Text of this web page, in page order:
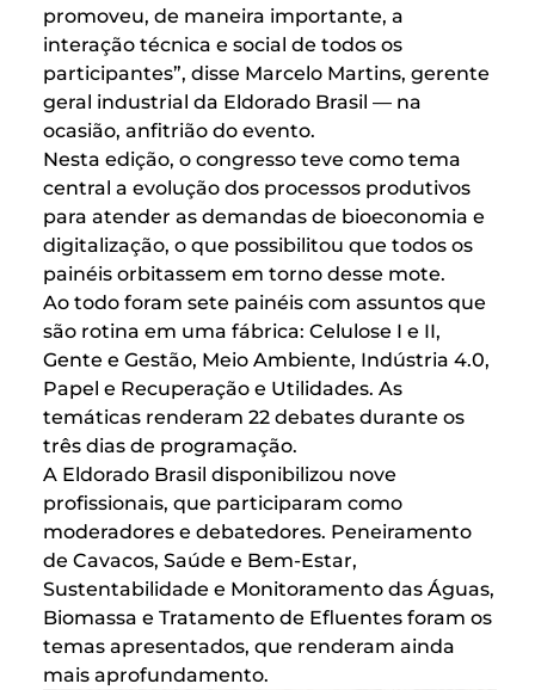
promoveu, de maneira importante, a
interação técnica e social de todos os
participantes”, disse Marcelo Martins, gerente
geral industrial da Eldorado Brasil — na
ocasião, anfitrião do evento.
Nesta edição, o congresso teve como tema
central a evolução dos processos produtivos
para atender as demandas de bioeconomia e
digitalização, o que possibilitou que todos os
painéis orbitassem em torno desse mote.
Ao todo foram sete painéis com assuntos que
são rotina em uma fábrica: Celulose I e II,
Gente e Gestão, Meio Ambiente, Indústria 4.0,
Papel e Recuperação e Utilidades. As
temáticas renderam 22 debates durante os
três dias de programação.
A Eldorado Brasil disponibilizou nove
profissionais, que participaram como
moderadores e debatedores. Peneiramento
de Cavacos, Saúde e Bem-Estar,
Sustentabilidade e Monitoramento das Águas,
Biomassa e Tratamento de Efluentes foram os
temas apresentados, que renderam ainda
mais aprofundamento.